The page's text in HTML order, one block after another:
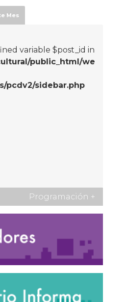
Mes
variable $post_id in
public_html/we
pcdv2/sidebar.php
Programación +